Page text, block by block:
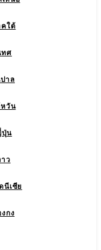
ใต้
ทศ
ปาล
วัน
น
าว
นีเซีย
งกง